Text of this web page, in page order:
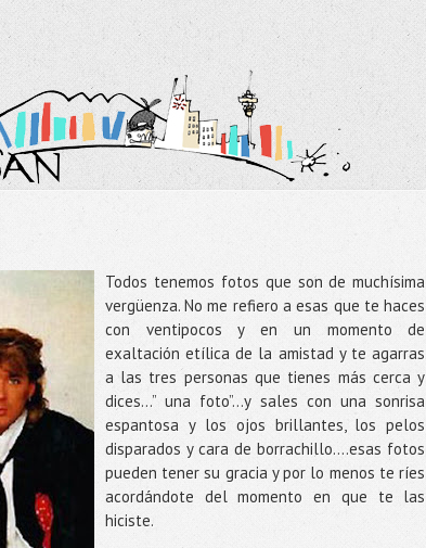
Todos tenemos fotos que son de muchísima
vergüenza. No me refiero a esas que te haces
con ventipocos y en un momento de
exaltación etílica de la amistad y te agarras
a las tres personas que tienes más cerca y
dices…” una foto”…y sales con una sonrisa
espantosa y los ojos brillantes, los pelos
disparados y cara de borrachillo….esas fotos
pueden tener su gracia y por lo menos te ríes
acordándote del momento en que te las
hiciste.